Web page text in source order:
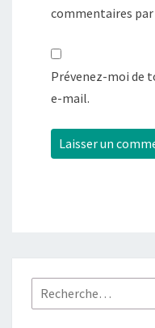
commentaires
Prévenez-moi de
e-mail.
Rechercher :